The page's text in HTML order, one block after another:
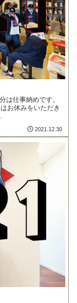
は仕事納めです。
お休みをいただき
2021.12.30